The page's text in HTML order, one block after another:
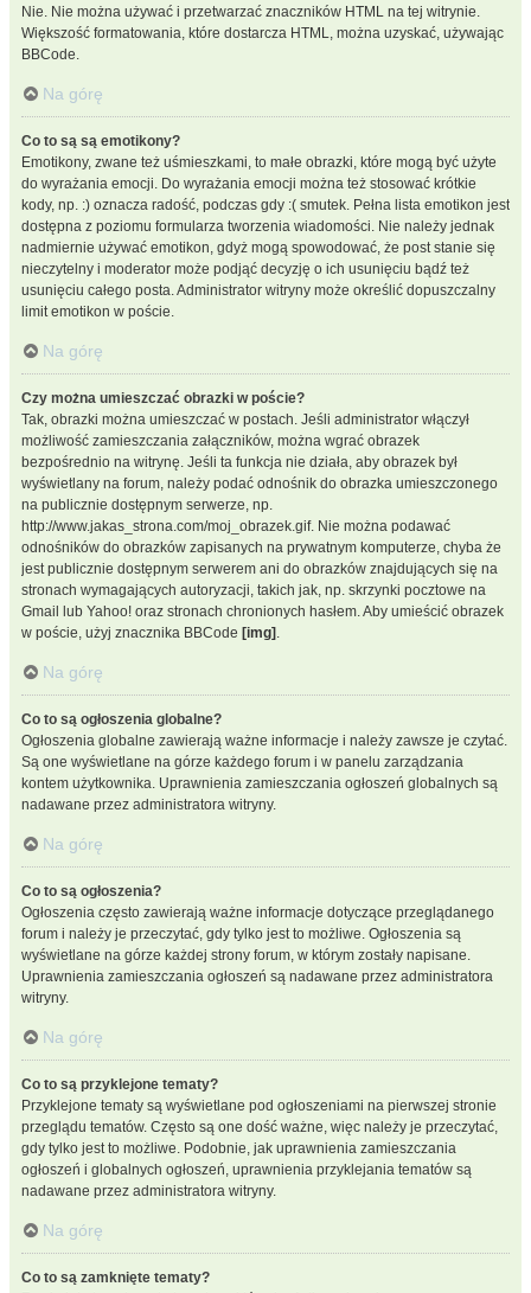
Nie. Nie można używać i przetwarzać znaczników HTML na tej witrynie.
Większość formatowania, które dostarcza HTML, można uzyskać, używając
BBCode.
Na górę
Co to są są emotikony?
Emotikony, zwane też uśmieszkami, to małe obrazki, które mogą być użyte
do wyrażania emocji. Do wyrażania emocji można też stosować krótkie
kody, np. :) oznacza radość, podczas gdy :( smutek. Pełna lista emotikon jest
dostępna z poziomu formularza tworzenia wiadomości. Nie należy jednak
nadmiernie używać emotikon, gdyż mogą spowodować, że post stanie się
nieczytelny i moderator może podjąć decyzję o ich usunięciu bądź też
usunięciu całego posta. Administrator witryny może określić dopuszczalny
limit emotikon w poście.
Na górę
Czy można umieszczać obrazki w poście?
Tak, obrazki można umieszczać w postach. Jeśli administrator włączył
możliwość zamieszczania załączników, można wgrać obrazek
bezpośrednio na witrynę. Jeśli ta funkcja nie działa, aby obrazek był
wyświetlany na forum, należy podać odnośnik do obrazka umieszczonego
na publicznie dostępnym serwerze, np.
http://www.jakas_strona.com/moj_obrazek.gif. Nie można podawać
odnośników do obrazków zapisanych na prywatnym komputerze, chyba że
jest publicznie dostępnym serwerem ani do obrazków znajdujących się na
stronach wymagających autoryzacji, takich jak, np. skrzynki pocztowe na
Gmail lub Yahoo! oraz stronach chronionych hasłem. Aby umieścić obrazek
w poście, użyj znacznika BBCode [img] .
Na górę
Co to są ogłoszenia globalne?
Ogłoszenia globalne zawierają ważne informacje i należy zawsze je czytać.
Są one wyświetlane na górze każdego forum i w panelu zarządzania
kontem użytkownika. Uprawnienia zamieszczania ogłoszeń globalnych są
nadawane przez administratora witryny.
Na górę
Co to są ogłoszenia?
Ogłoszenia często zawierają ważne informacje dotyczące przeglądanego
forum i należy je przeczytać, gdy tylko jest to możliwe. Ogłoszenia są
wyświetlane na górze każdej strony forum, w którym zostały napisane.
Uprawnienia zamieszczania ogłoszeń są nadawane przez administratora
witryny.
Na górę
Co to są przyklejone tematy?
Przyklejone tematy są wyświetlane pod ogłoszeniami na pierwszej stronie
przeglądu tematów. Często są one dość ważne, więc należy je przeczytać,
gdy tylko jest to możliwe. Podobnie, jak uprawnienia zamieszczania
ogłoszeń i globalnych ogłoszeń, uprawnienia przyklejania tematów są
nadawane przez administratora witryny.
Na górę
Co to są zamknięte tematy?